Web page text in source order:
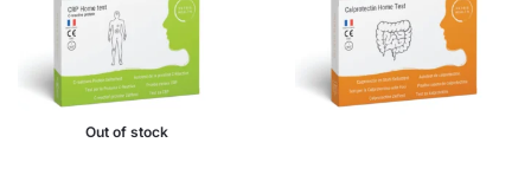
Out of stock